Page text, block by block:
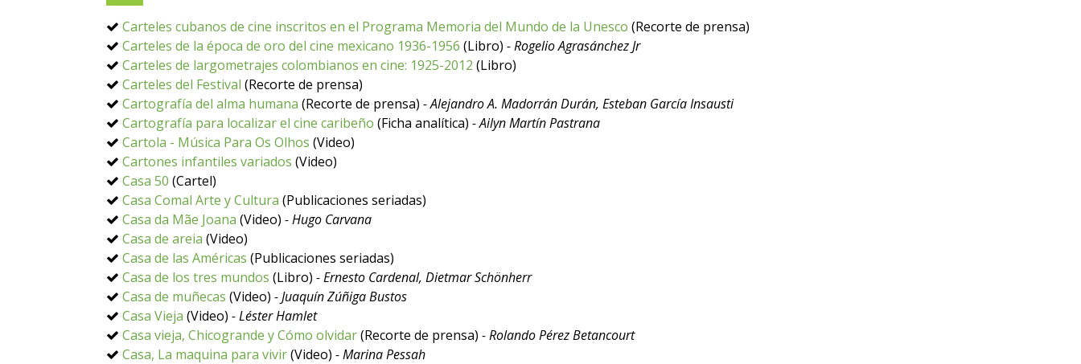
Carteles cubanos de cine inscritos en el Programa Memoria del Mundo de la Unesco (Recorte de prensa)
Carteles de la época de oro del cine mexicano 1936-1956 (Libro) - Rogelio Agrasánchez Jr
Carteles de largometrajes colombianos en cine: 1925-2012 (Libro)
Carteles del Festival (Recorte de prensa)
Cartografía del alma humana (Recorte de prensa) - Alejandro A. Madorrán Durán, Esteban García Insausti
Cartografía para localizar el cine caribeño (Ficha analítica) - Ailyn Martín Pastrana
Cartola - Música Para Os Olhos (Video)
Cartones infantiles variados (Video)
Casa 50 (Cartel)
Casa Comal Arte y Cultura (Publicaciones seriadas)
Casa da Mãe Joana (Video) - Hugo Carvana
Casa de areia (Video)
Casa de las Américas (Publicaciones seriadas)
Casa de los tres mundos (Libro) - Ernesto Cardenal, Dietmar Schönherr
Casa de muñecas (Video) - Juaquín Zúñiga Bustos
Casa Vieja (Video) - Léster Hamlet
Casa vieja, Chicogrande y Cómo olvidar(Recorte de prensa) - Rolando Pérez Betancourt
Casa, La maquina para vivir(Video) - Marina Pessah